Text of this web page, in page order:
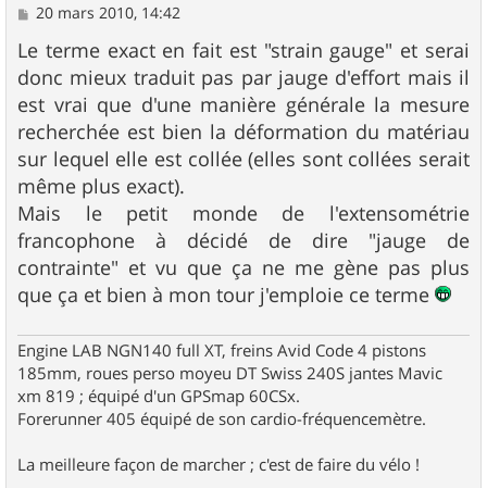
M
s
s
a
g
e
20 mars 2010, 14:42
Le terme exact en fait est "strain gauge" et serai
donc mieux traduit pas par jauge d'effort mais il
est vrai que d'une manière générale la mesure
recherchée est bien la déformation du matériau
sur lequel elle est collée (elles sont collées serait
même plus exact).
Mais le petit monde de l'extensométrie
francophone à décidé de dire "jauge de
contrainte" et vu que ça ne me gène pas plus
que ça et bien à mon tour j'emploie ce terme
Engine LAB NGN140 full XT, freins Avid Code 4 pistons
185mm, roues perso moyeu DT Swiss 240S jantes Mavic
xm 819 ; équipé d'un GPSmap 60CSx.
Forerunner 405 équipé de son cardio-fréquencemètre.
La meilleure façon de marcher ; c'est de faire du vélo !